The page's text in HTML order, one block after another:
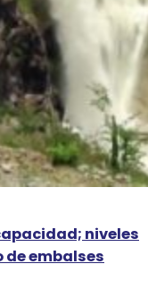
niveles
embalses